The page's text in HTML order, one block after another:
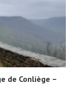
de Conliège –